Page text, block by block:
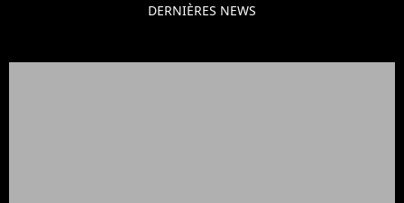
DERNIÈRES NEWS